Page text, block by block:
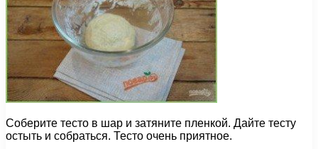
Соберите тесто в шар и затяните пленкой. Дайте тесту
остыть и собраться. Тесто очень приятное.